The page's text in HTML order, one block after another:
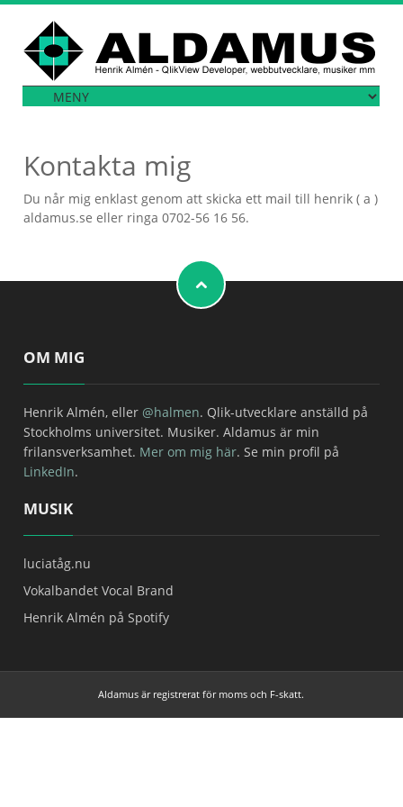
Kontakta mig
Du når mig enklast genom att skicka ett mail till henrik ( a )
aldamus.se eller ringa 0702-56 16 56.
OM MIG
Henrik Almén, eller @halmen. Qlik-utvecklare anställd på
Stockholms universitet. Musiker. Aldamus är min
frilansverksamhet. Mer om mig här. Se min profil på
LinkedIn.
MUSIK
luciatåg.nu
Vokalbandet Vocal Brand
Henrik Almén på Spotify
Aldamus är registrerat för moms och F-skatt.